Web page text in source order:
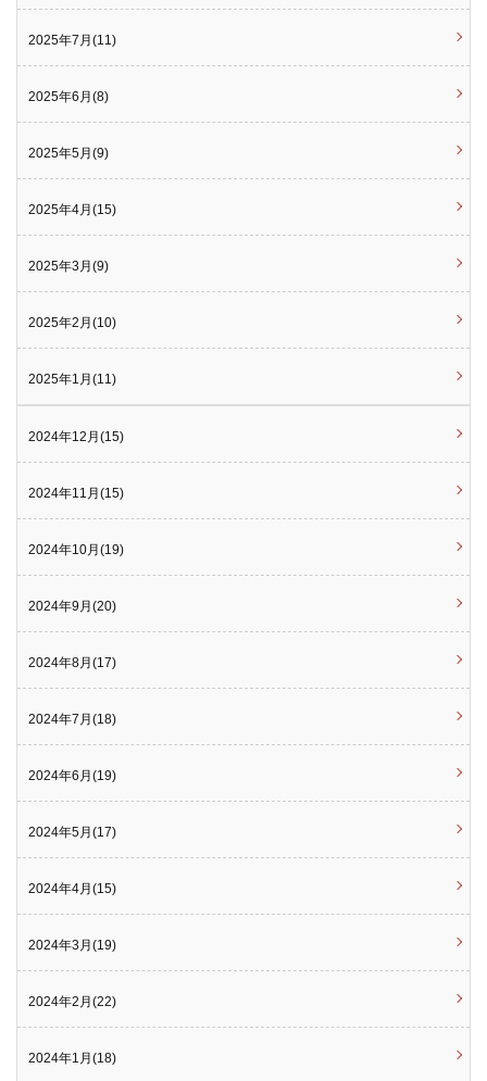
2025年7月(11)
2025年6月(8)
2025年5月(9)
2025年4月(15)
2025年3月(9)
2025年2月(10)
2025年1月(11)
2024年12月(15)
2024年11月(15)
2024年10月(19)
2024年9月(20)
2024年8月(17)
2024年7月(18)
2024年6月(19)
2024年5月(17)
2024年4月(15)
2024年3月(19)
2024年2月(22)
2024年1月(18)